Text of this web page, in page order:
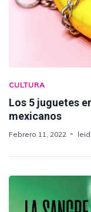
CULTURA
Los 5 juguetes
mexicanos
Febrero 11, 2022